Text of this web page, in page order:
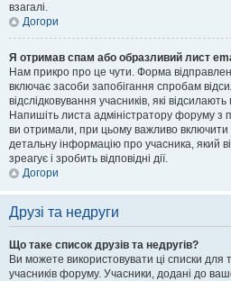
взагалі.
Догори
Я отримав спам або образливий лист
Нам прикро про це чути. Форма
включає засоби запобігання спробам
відслідковування учасників, які
Напишіть листа адміністратору форуму з
ви отримали, при цьому важливо включити
детальну інформацію про учасника, який
зреагує і зробить відповідні дії.
Догори
Друзі та недруги
Що таке список друзів та недругів?
Ви можете використовувати ці списки для
учасників форуму. Учасники, додані до